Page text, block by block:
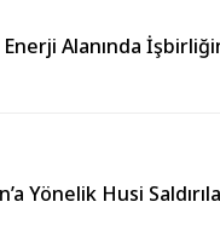
Alanında
Yönelik Husi